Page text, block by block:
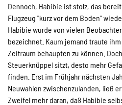
Dennoch, Habibie ist stolz, das
Flugzeug "kurz vor dem Boden"
Habibie wurde von vielen
bezeichnet. Kaum jemand traute
Zeitraum behaupten zu können.
Steuerknüppel sitzt, desto mehr
finden. Erst im Frühjahr nächsten
Neuwahlen zwischenzulanden, ließ
Zweifel mehr daran, daß Habibie